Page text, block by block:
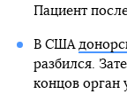
Пациент
В США
разбился.
концов орган